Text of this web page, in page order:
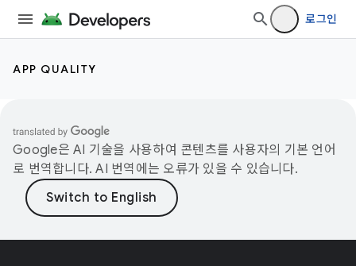
로그인
APP QUALITY
Google은 AI 기술을 사용하여 콘텐츠를 사용자의 기본 언어
로 번역합니다. AI 번역에는 오류가 있을 수 있습니다.